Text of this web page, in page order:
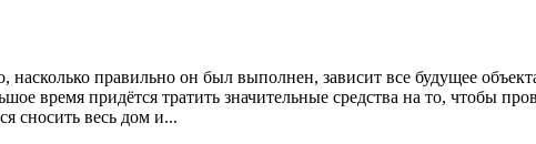
насколько правильно он был выполнен, зависит все будущее
время придётся тратить значительные средства на то, чтобы
сносить весь дом и...